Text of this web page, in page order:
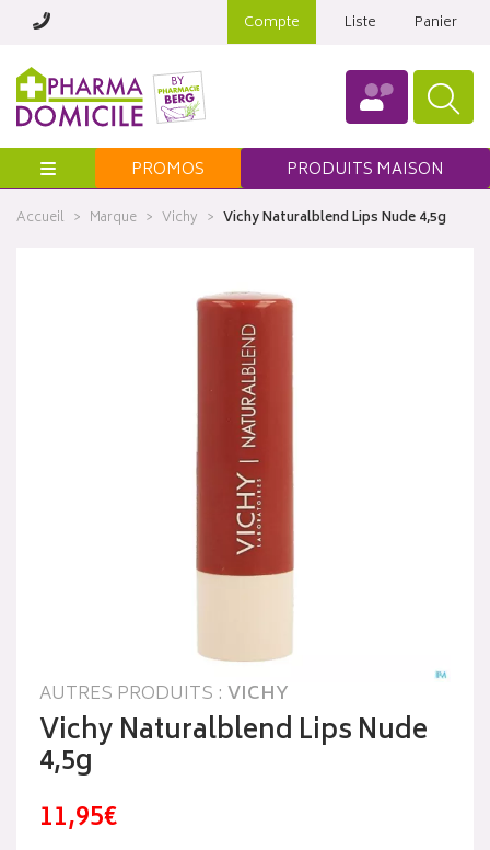
Compte Liste Panier
Menu PROMOS PRODUITS MAISON
Accueil Marque Vichy Vichy Naturalblend Lips Nude 4,5g
AUTRES PRODUITS : VICHY
Vichy Naturalblend Lips Nude
4,5g
11,95€